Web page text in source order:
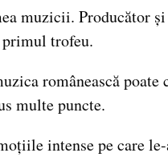
muzicii. Producător
primul trofeu.
românească
multe puncte.
intense pe care